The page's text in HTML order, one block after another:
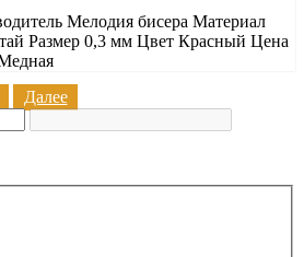
Мелодия бисера Материал
Размер 0,3 мм Цвет Красный Цена
Далее